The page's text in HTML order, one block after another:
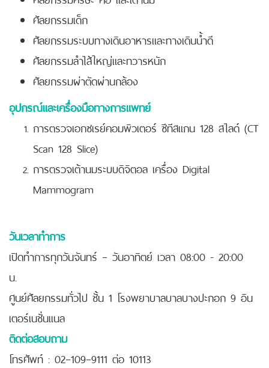
ศัลยกรรมเด็ก
ศัลยกรรมระบบทางเดินอาหารและทางเดินน้ำดี
ศัลยกรรมลำไส้ใหญ่และทวารหนัก
ศัลยกรรมผ่าตัดผ่านกล้อง
อุปกรณ์และเครื่องมือทางการแพทย์
การตรวจเอกซเรย์คอมพิวเตอร์ ซีทีสแกน 128 สไลด์ (CT
Scan 128 Slice)
การตรวจเต้านมระบบดิจิตอล เครื่อง Digital
Mammogram
วันเวลาทำการ
เปิดทำการทุกวันจันทร์ – วันอาทิตย์ เวลา 08:00 - 20:00
น.
ศูนย์ศัลยกรรมทั่วไป ชั้น 1 โรงพยาบาลบาลบางปะกอก 9 อิน
เตอร์เนชั่นเเนล
ติดต่อสอบถาม
โทรศัพท์ : 02–109–9111 ต่อ 10113